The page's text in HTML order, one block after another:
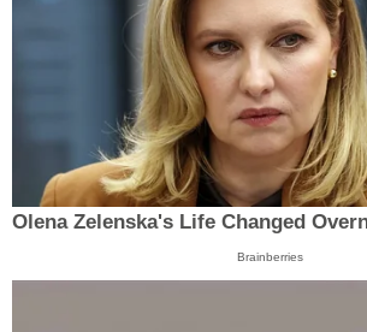
Olena Zelenska's Life Changed
Brainberries